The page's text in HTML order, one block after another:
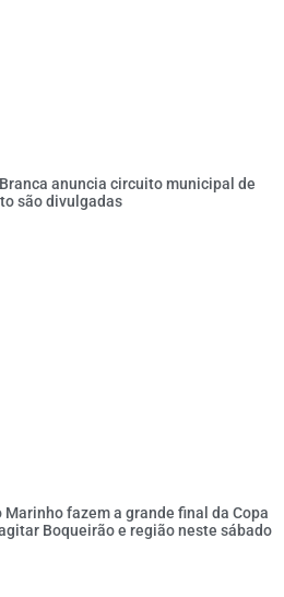
anuncia circuito municipal de
são divulgadas
Marinho fazem a grande final da Copa
Boqueirão e região neste sábado